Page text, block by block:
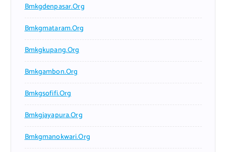
Bmkgdenpasar.org
Bmkgmataram.org
Bmkgkupang.org
Bmkgambon.org
Bmkgsofifi.org
Bmkgjayapura.org
Bmkgmanokwari.org